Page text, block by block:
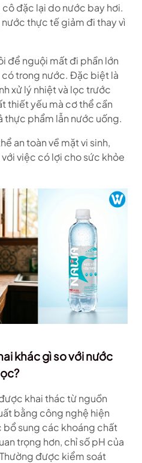
đặc lại do nước bay hơi.
thực tế giảm đi thay vì
để nguội mất đi phần lớn
trong nước. Đặc biệt là
xử lý nhiệt và lọc trước
thiết yếu mà cơ thể cần
thực phẩm lẫn nước uống.
an toàn về mặt vi sinh,
việc có lợi cho sức khỏe
khác gì so với nước
khai thác từ nguồn
bằng công nghệ hiện
sung các khoáng chất
trọng hơn, chỉ số pH của
được kiểm soát